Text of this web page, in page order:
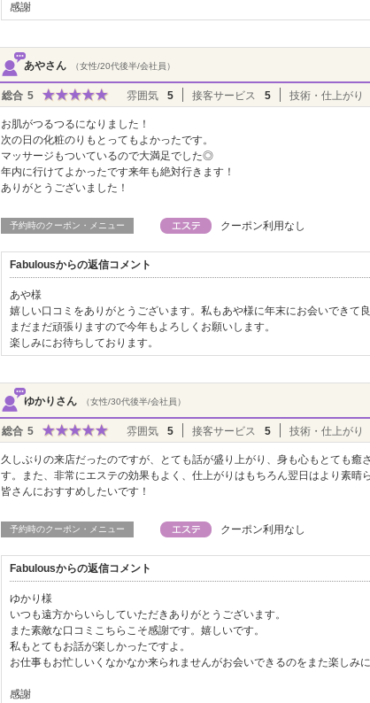
感謝
あやさん （女性/20代後半/会社員）
総合 5 雰囲気 5 接客サービス 5 技術・仕上がり
お肌がつるつるになりました！
次の日の化粧のりもとってもよかったです。
マッサージもついているので大満足でした◎
年内に行けてよかったです来年も絶対行きます！
ありがとうございました！
予約時のクーポン・メニュー クーポン利用なし
Fabulousからの返信コメント
あや様
嬉しい口コミをありがとうございます。私もあや様に年末にお会いできて良
まだまだ頑張りますので今年もよろしくお願いします。
楽しみにお待ちしております。
ゆかりさん （女性/30代後半/会社員）
総合 5 雰囲気 5 接客サービス 5 技術・仕上がり
久しぶりの来店だったのですが、とても話が盛り上がり、身も心もとても
す。また、非常にエステの効果もよく、仕上がりはもちろん翌日はより素晴
皆さんにおすすめしたいです！
予約時のクーポン・メニュー クーポン利用なし
Fabulousからの返信コメント
ゆかり様
いつも遠方からいらしていただきありがとうございます。
また素敵な口コミこちらこそ感謝です。嬉しいです。
私もとてもお話が楽しかったですよ。
お仕事もお忙しいくなかなか来られませんがお会いできるのをまた楽しみに
感謝